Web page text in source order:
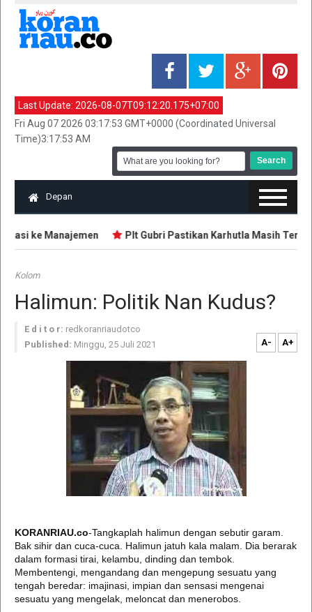
Last Update: 2026-08-07T09:12:20.175+07:00
Fri Aug 07 2026 03:17:53 GMT+0000 (Coordinated Universal
Time)3:17:53 AM
Depan
ke Manajemen Plt Gubri Pastikan Karhutla Masih
Kolom
Halimun: Politik Nan Kudus?
E d i t o r: redkoranriaudotco
Published: Minggu, 25 Juli 2021 A- A+
KORANRIAU.co-Tangkaplah halimun dengan sebutir garam.
Bak sihir dan cuca-cuca. Halimun jatuh kala malam. Dia berarak
dalam formasi tirai, kelambu, dinding dan tembok.
Membentengi, mengandang dan mengepung sesuatu yang
tengah beredar: imajinasi, impian dan sensasi mengenai
sesuatu yang mengelak, meloncat dan menerobos.